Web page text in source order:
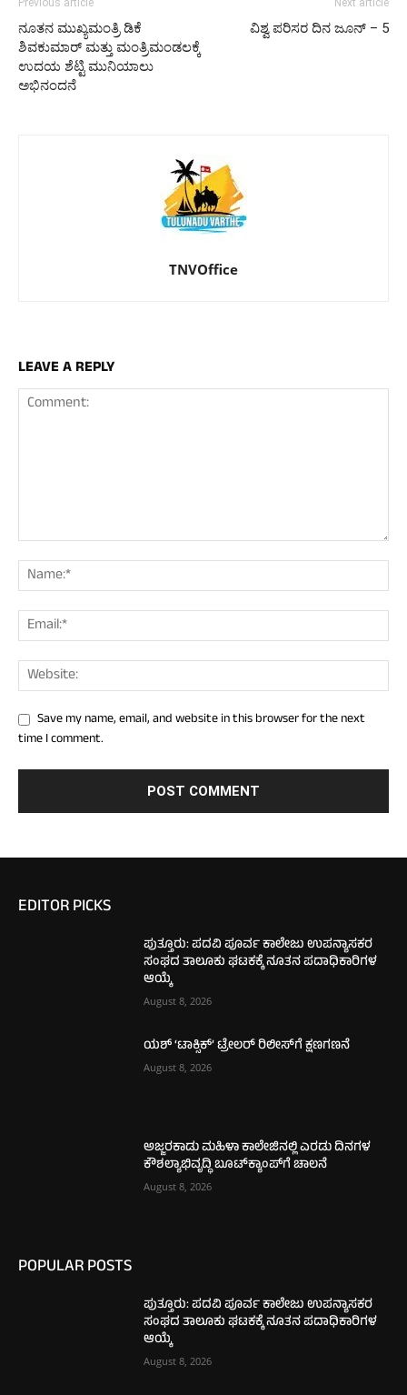
Previous article
ನೂತನ ಮುಖ್ಯಮಂತ್ರಿ ಡಿಕೆ
ಶಿವಕುಮಾರ್ ಮತ್ತು ಮಂತ್ರಿಮಂಡಲಕ್ಕೆ
ಉದಯ ಶೆಟ್ಟಿ ಮುನಿಯಾಲು
ಅಭಿನಂದನೆ
Next article
ವಿಶ್ವ ಪರಿಸರ ದಿನ ಜೂನ್ – 5
TNVOffice
LEAVE A REPLY
Save my name, email, and website in this browser for the next
time I comment.
EDITOR PICKS
ಪುತ್ತೂರು: ಪದವಿ ಪೂರ್ವ ಕಾಲೇಜು ಉಪನ್ಯಾಸಕರ
ಸಂಘದ ತಾಲೂಕು ಘಟಕಕ್ಕೆ ನೂತನ ಪದಾಧಿಕಾರಿಗಳ
ಆಯ್ಕೆ
August 8, 2026
ಯಶ್ ‘ಟಾಕ್ಸಿಕ್’ ಟ್ರೇಲರ್ ರಿಲೀಸ್‌ಗೆ ಕ್ಷಣಗಣನೆ
August 8, 2026
ಅಜ್ಜರಕಾಡು ಮಹಿಳಾ ಕಾಲೇಜಿನಲ್ಲಿ ಎರಡು ದಿನಗಳ
ಕೌಶಲ್ಯಾಭಿವೃದ್ಧಿ ಬೂಟ್‌ಕ್ಯಾಂಪ್‌ಗೆ ಚಾಲನೆ
August 8, 2026
POPULAR POSTS
ಪುತ್ತೂರು: ಪದವಿ ಪೂರ್ವ ಕಾಲೇಜು ಉಪನ್ಯಾಸಕರ
ಸಂಘದ ತಾಲೂಕು ಘಟಕಕ್ಕೆ ನೂತನ ಪದಾಧಿಕಾರಿಗಳ
ಆಯ್ಕೆ
August 8, 2026